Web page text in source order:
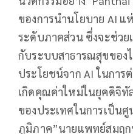
ของการนำนโยบาย AI
ระดับภาคส่วน ซึ่งจะช่วย
กับระบบสาธารณสุขของ
ประโยชน์จาก AI ในกา
เกิดคุณค่าใหม่ในยุคดิจิ
ของประเทศในการเป็นศู
ภูมิภาค”นายแพทย์สมฤก